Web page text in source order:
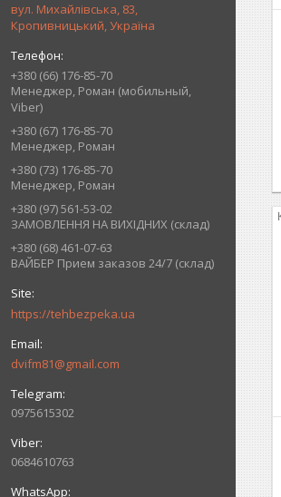
вул. Михайлівська, 83,
Кропивницький, Україна
+380 (66) 176-85-70
Менеджер, Роман (мобильный,
Viber)
+380 (67) 176-85-70
Менеджер, Роман
+380 (73) 176-85-70
Менеджер, Роман
+380 (97) 561-53-02
ЗАМОВЛЕННЯ НА ВИХІДНИХ (склад)
+380 (68) 461-07-63
ВАЙБЕР Прием заказов 24/7 (склад)
https://tehbezpeka.ua
dvifm81@gmail.com
0975615302
0684610763